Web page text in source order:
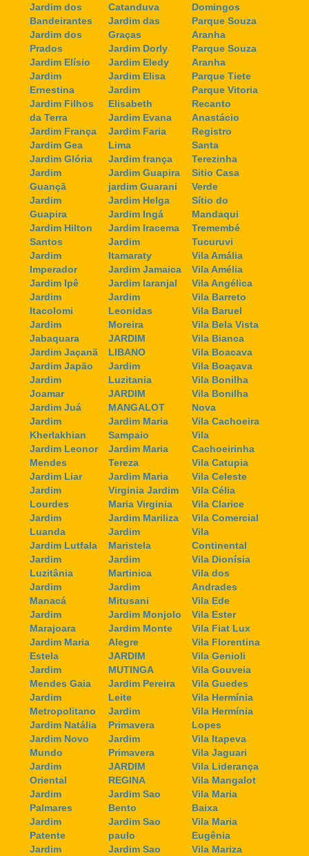
Jardim dos
Bandeirantes
Jardim dos
Prados
Jardim Elísio
Jardim
Ernestina
Jardim Filhos
da Terra
Jardim França
Jardim Gea
Jardim Glória
Jardim
Guançã
Jardim
Guapira
Jardim Hilton
Santos
Jardim
Imperador
Jardim Ipê
Jardim
Itacolomi
Jardim
Jabaquara
Jardim Jaçanã
Jardim Japão
Jardim
Joamar
Jardim Juá
Jardim
Kherlakhian
Jardim Leonor
Mendes
Jardim Liar
Jardim
Lourdes
Jardim
Luanda
Jardim Lutfala
Jardim
Luzitânia
Jardim
Manacá
Jardim
Marajoara
Jardim Maria
Estela
Jardim
Mendes Gaia
Jardim
Metropolitano
Jardim Natália
Jardim Novo
Mundo
Jardim
Oriental
Jardim
Palmares
Jardim
Patente
Jardim
Catanduva
Jardim das
Graças
Jardim Dorly
Jardim Eledy
Jardim Elisa
Jardim
Elisabeth
Jardim Evana
Jardim Faria
Lima
Jardim frança
Jardim Guapira
jardim Guarani
Jardim Helga
Jardim Ingá
Jardim Iracema
Jardim
Itamaraty
Jardim Jamaica
Jardim laranjal
Jardim
Leonidas
Moreira
JARDIM
LIBANO
Jardim
Luzitania
JARDIM
MANGALOT
Jardim Maria
Sampaio
Jardim Maria
Tereza
Jardim Maria
Virginia Jardim
Maria Virginia
Jardim Mariliza
Jardim
Maristela
Jardim
Martinica
Jardim
Mitusani
Jardim Monjolo
Jardim Monte
Alegre
JARDIM
MUTINGA
Jardim Pereira
Leite
Jardim
Primavera
Jardim
Primavera
JARDIM
REGINA
Jardim Sao
Bento
Jardim Sao
paulo
Jardim Sao
Domingos
Parque Souza
Aranha
Parque Souza
Aranha
Parque Tiete
Parque Vitoria
Recanto
Anastácio
Registro
Santa
Terezinha
Sitio Casa
Verde
Sítio do
Mandaqui
Tremembé
Tucuruvi
Vila Amália
Vila Amélia
Vila Angélica
Vila Barreto
Vila Baruel
Vila Bela Vista
Vila Bianca
Vila Boacava
Vila Boaçava
Vila Bonilha
Vila Bonilha
Nova
Vila Cachoeira
Vila
Cachoeirinha
Vila Catupia
Vila Celeste
Vila Célia
Vila Clarice
Vila Comercial
Vila
Continental
Vila Dionísia
Vila dos
Andrades
Vila Ede
Vila Ester
Vila Fiat Lux
Vila Florentina
Vila Genioli
Vila Gouveia
Vila Guedes
Vila Hermínia
Vila Hermínia
Lopes
Vila Itapeva
Vila Jaguari
Vila Liderança
Vila Mangalot
Vila Maria
Baixa
Vila Maria
Eugênia
Vila Mariza